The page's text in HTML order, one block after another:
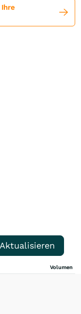
Ihre
Aktualisieren
Volumen